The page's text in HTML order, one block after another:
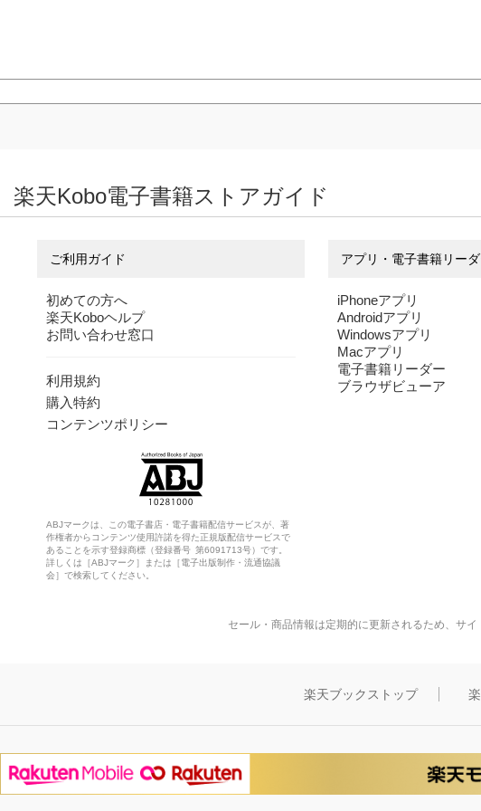
楽天Kobo電子書籍ストアガイド
ご利用ガイド
初めての方へ
楽天Koboヘルプ
お問い合わせ窓口
利用規約
購入特約
コンテンツポリシー
ABJマークは、この電子書店・電子書籍配信サービスが、著
作権者からコンテンツ使用許諾を得た正規版配信サービスで
あることを示す登録商標（登録番号 第6091713号）です。
詳しくは［ABJマーク］または［電子出版制作・流通協議
会］で検索してください。
アプリ・電子書籍リー
iPhoneアプリ
Androidアプリ
Windowsアプリ
Macアプリ
電子書籍リーダー
ブラウザビューア
セール・商品情報は定期的に更新されるため、サ
楽天ブックストップ